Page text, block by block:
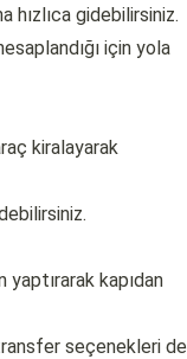
hızlıca gidebilirsiniz.
için yola
kiralayarak
kapıdan
seçenekleri de